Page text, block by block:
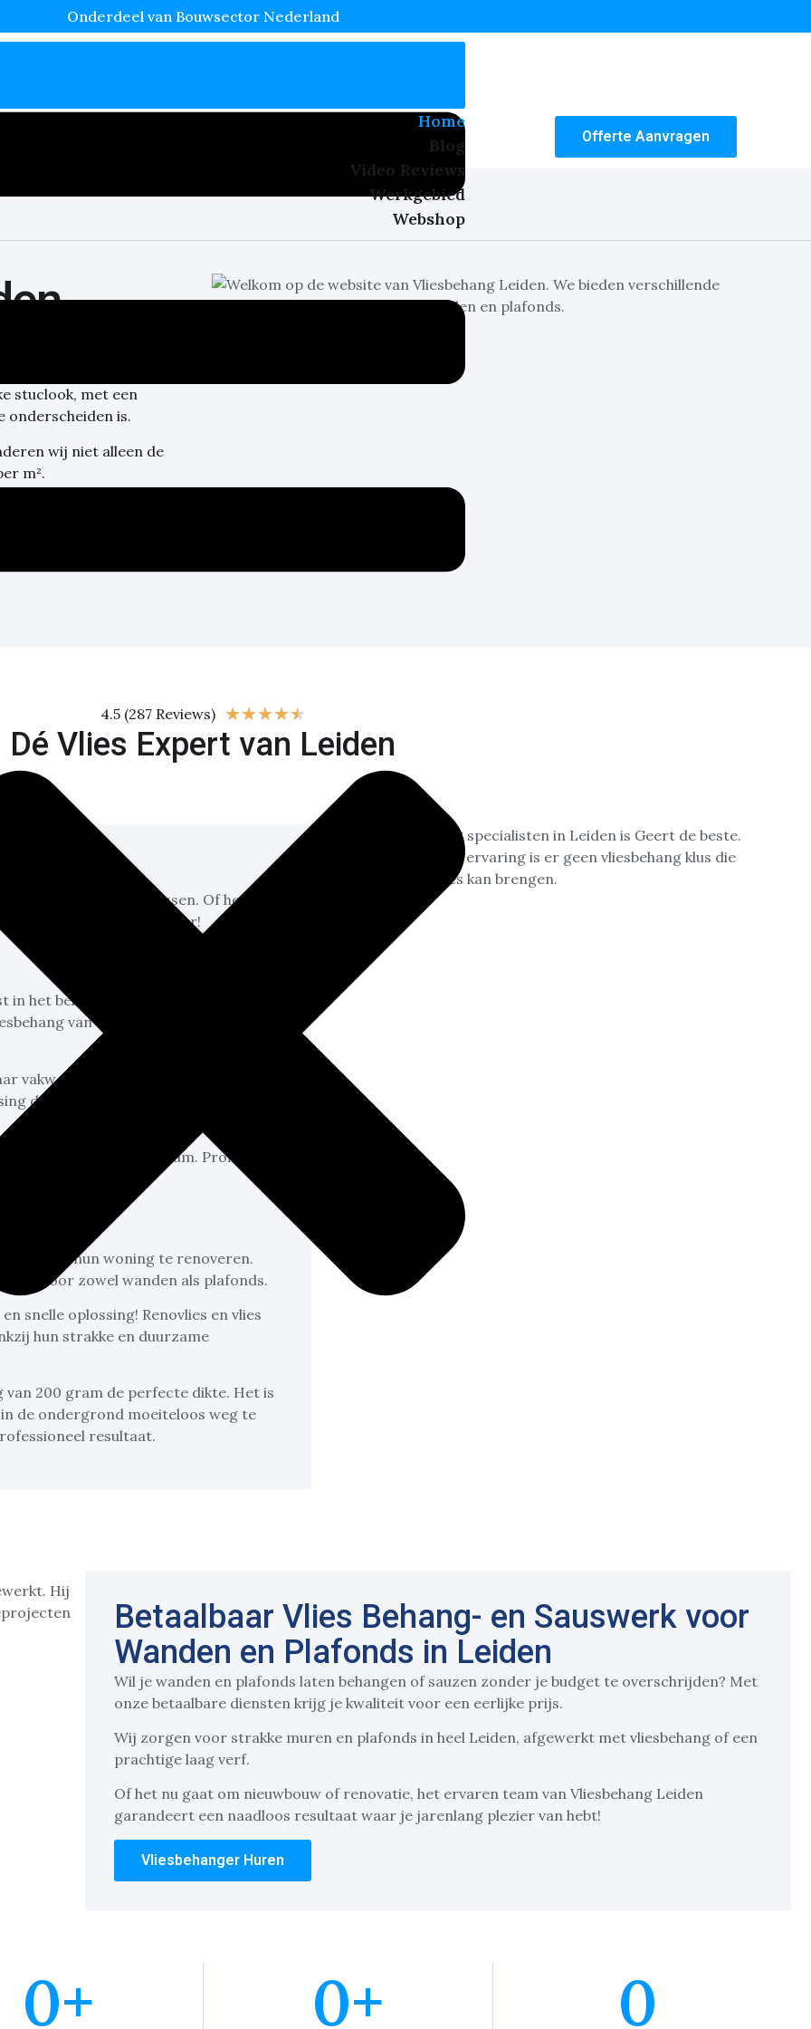
Onderdeel van Bouwsector Nederland
Home
Blog
Video Reviews
Werkgebied
Webshop
Offerte Aanvragen
stuclook, met een
onderscheiden is.
wij niet alleen de
m².
4.5 (287 Reviews) ★★★★★
Dé Vlies Expert van Leiden
uiteenlopende klussen. Of het nu
staan altijd voor je klaar!
het behangen en sauzen van
van 150 gram garanderen wij
vakwerk, en dat zie je terug in onze
dat je ons terugvindt op vrijwel elk
dan ons ervaren team. Profiteer
om hun woning te renoveren.
voor zowel wanden als plafonds.
snelle oplossing! Renovlies en vlies
hun strakke en duurzame
200 gram de perfecte dikte. Het is
de ondergrond moeiteloos weg te
resultaat.
Betaalbaar Vlies Behang- en Sauswerk voor
Wanden en Plafonds in Leiden
Wil je wanden en plafonds laten behangen of sauzen zonder je budget te overschrijden? Met
onze betaalbare diensten krijg je kwaliteit voor een eerlijke prijs.
Wij zorgen voor strakke muren en plafonds in heel Leiden, afgewerkt met vliesbehang of een
prachtige laag verf.
Of het nu gaat om nieuwbouw of renovatie, het ervaren team van Vliesbehang Leiden
garandeert een naadloos resultaat waar je jarenlang plezier van hebt!
Vliesbehanger Huren
0+ 0+ 0